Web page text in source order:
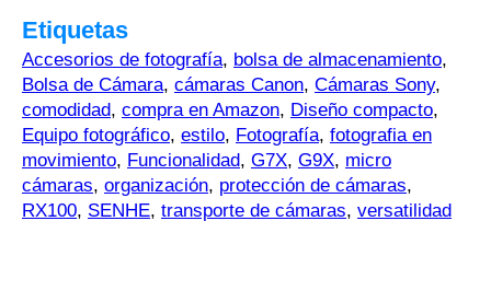
Etiquetas
Accesorios de fotografía, bolsa de almacenamiento,
Bolsa de Cámara, cámaras Canon, Cámaras Sony,
comodidad, compra en Amazon, Diseño compacto,
Equipo fotográfico, estilo, Fotografía, fotografia en
movimiento, Funcionalidad, G7X, G9X, micro
cámaras, organización, protección de cámaras,
RX100, SENHE, transporte de cámaras, versatilidad